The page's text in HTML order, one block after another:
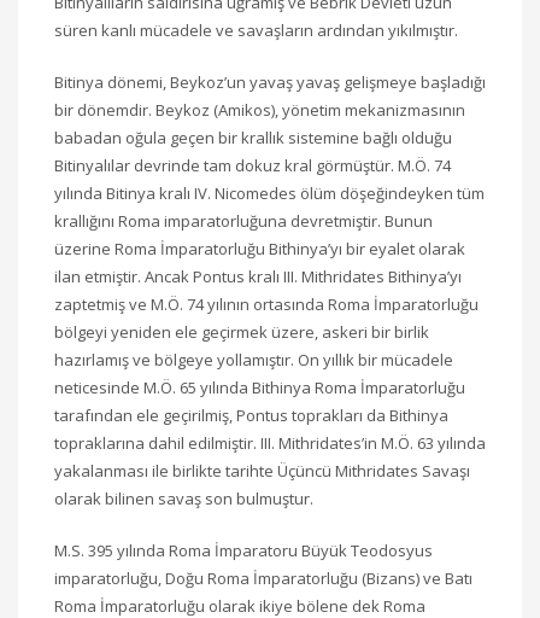
süren kanlı mücadele ve savaşların ardından yıkılmıştır.
Bitinya dönemi, Beykoz’un yavaş yavaş gelişmeye başladığı
bir dönemdir. Beykoz (Amikos), yönetim mekanizmasının
babadan oğula geçen bir krallık sistemine bağlı olduğu
Bitinyalılar devrinde tam dokuz kral görmüştür. M.Ö. 74
yılında Bitinya kralı IV. Nicomedes ölüm döşeğindeyken tüm
krallığını Roma imparatorluğuna devretmiştir. Bunun
üzerine Roma İmparatorluğu Bithinya’yı bir eyalet olarak
ilan etmiştir. Ancak Pontus kralı III. Mithridates Bithinya’yı
zaptetmiş ve M.Ö. 74 yılının ortasında Roma İmparatorluğu
bölgeyi yeniden ele geçirmek üzere, askeri bir birlik
hazırlamış ve bölgeye yollamıştır. On yıllık bir mücadele
neticesinde M.Ö. 65 yılında Bithinya Roma İmparatorluğu
tarafından ele geçirilmiş, Pontus toprakları da Bithinya
topraklarına dahil edilmiştir. III. Mithridates’in M.Ö. 63 yılında
yakalanması ile birlikte tarihte Üçüncü Mithridates Savaşı
olarak bilinen savaş son bulmuştur.
M.S. 395 yılında Roma İmparatoru Büyük Teodosyus
imparatorluğu, Doğu Roma İmparatorluğu (Bizans) ve Batı
Roma İmparatorluğu olarak ikiye bölene dek Roma